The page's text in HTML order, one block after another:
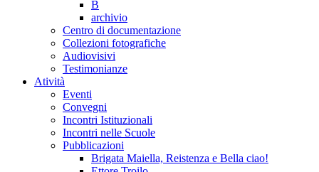
B
archivio
Centro di documentazione
Collezioni fotografiche
Audiovisivi
Testimonianze
Atività
Eventi
Convegni
Incontri Istituzionali
Incontri nelle Scuole
Pubblicazioni
Brigata Maiella, Reistenza e Bella ciao!